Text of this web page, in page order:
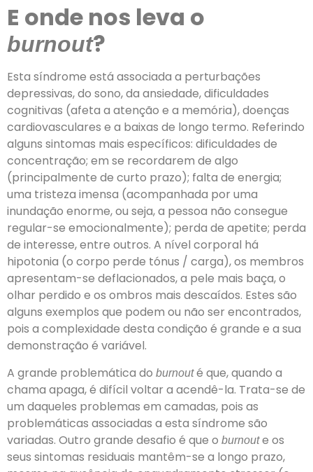
E onde nos leva o
burnout?
Esta síndrome está associada a perturbações
depressivas, do sono, da ansiedade, dificuldades
cognitivas (afeta a atenção e a memória), doenças
cardiovasculares e a baixas de longo termo. Referindo
alguns sintomas mais específicos: dificuldades de
concentração; em se recordarem de algo
(principalmente de curto prazo); falta de energia;
uma tristeza imensa (acompanhada por uma
inundação enorme, ou seja, a pessoa não consegue
regular-se emocionalmente); perda de apetite; perda
de interesse, entre outros. A nível corporal há
hipotonia (o corpo perde tónus / carga), os membros
apresentam-se deflacionados, a pele mais baça, o
olhar perdido e os ombros mais descaídos. Estes são
alguns exemplos que podem ou não ser encontrados,
pois a complexidade desta condição é grande e a sua
demonstração é variável.
A grande problemática do burnouté que, quando a
chama apaga, é difícil voltar a acendê-la. Trata-se de
um daqueles problemas em camadas, pois as
problemáticas associadas a esta síndrome são
variadas. Outro grande desafio é que o burnoute os
seus sintomas residuais mantêm-se a longo prazo,